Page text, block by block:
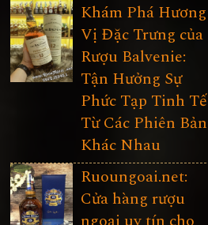
Khám Phá Hương
Vị Đặc Trưng của
Rượu Balvenie:
Tận Hưởng Sự
Phức Tạp Tinh Tế
Từ Các Phiên Bản
Khác Nhau
Ruoungoai.net:
Cửa hàng rượu